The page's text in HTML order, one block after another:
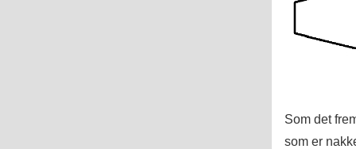
Som det
som er